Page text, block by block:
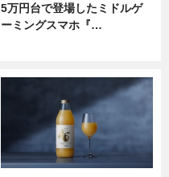
5万円台で登場したミドルゲ
ーミングスマホ『…